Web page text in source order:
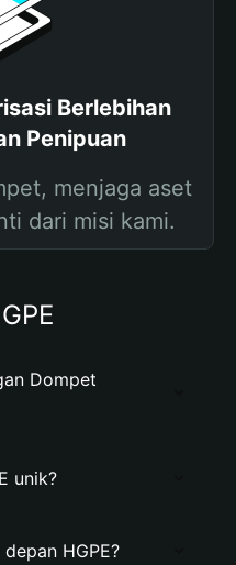
Berlebihan
Penipuan
menjaga aset
dari misi kami.
Dompet
unik?
HGPE?